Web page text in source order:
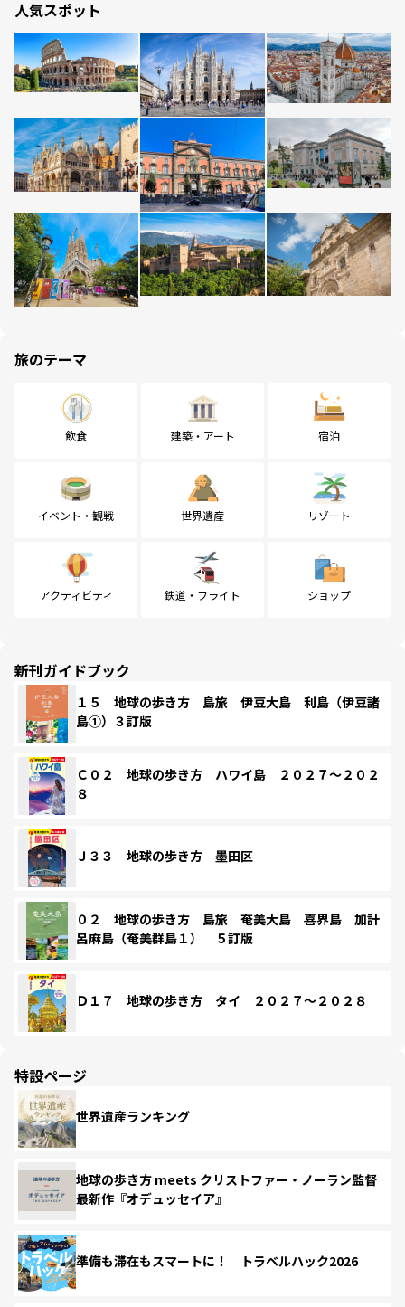
人気スポット
旅のテーマ
飲食 建築・アート 宿泊
イベント・観戦 世界遺産 リゾート
アクティビティ 鉄道・フライト ショップ
新刊ガイドブック
１５ 地球の歩き方 島旅 伊豆大島 利島（伊豆諸
島①）３訂版
Ｃ０２ 地球の歩き方 ハワイ島 ２０２７～２０２
８
Ｊ３３ 地球の歩き方 墨田区
０２ 地球の歩き方 島旅 奄美大島 喜界島 加計
呂麻島（奄美群島１） ５訂版
Ｄ１７ 地球の歩き方 タイ ２０２７～２０２８
特設ページ
世界遺産ランキング
地球の歩き方 meets クリストファー・ノーラン監督
最新作『オデュッセイア』
準備も滞在もスマートに！ トラベルハック2026